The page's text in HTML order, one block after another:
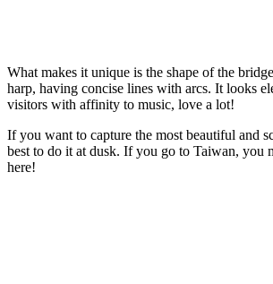
What makes it unique is the shape of the
harp, having concise lines with arcs. It looks
visitors with affinity to music, love a lot!
If you want to capture the most beautiful and
best to do it at dusk. If you go to Taiwan, you
here!